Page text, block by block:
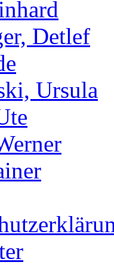
Detlef
Ursula